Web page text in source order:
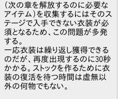
（次の章を解放するのに必要な
アイテム）を収集するにはそのス
テージで入手できない衣装が必
須となるため、この問題が多発
する。
一応衣装は繰り返し獲得できる
のだが、再度出現するのに30秒
かかる。ストックを作るために衣
装の復活を待つ時間は虚無以
外の何物でもない。